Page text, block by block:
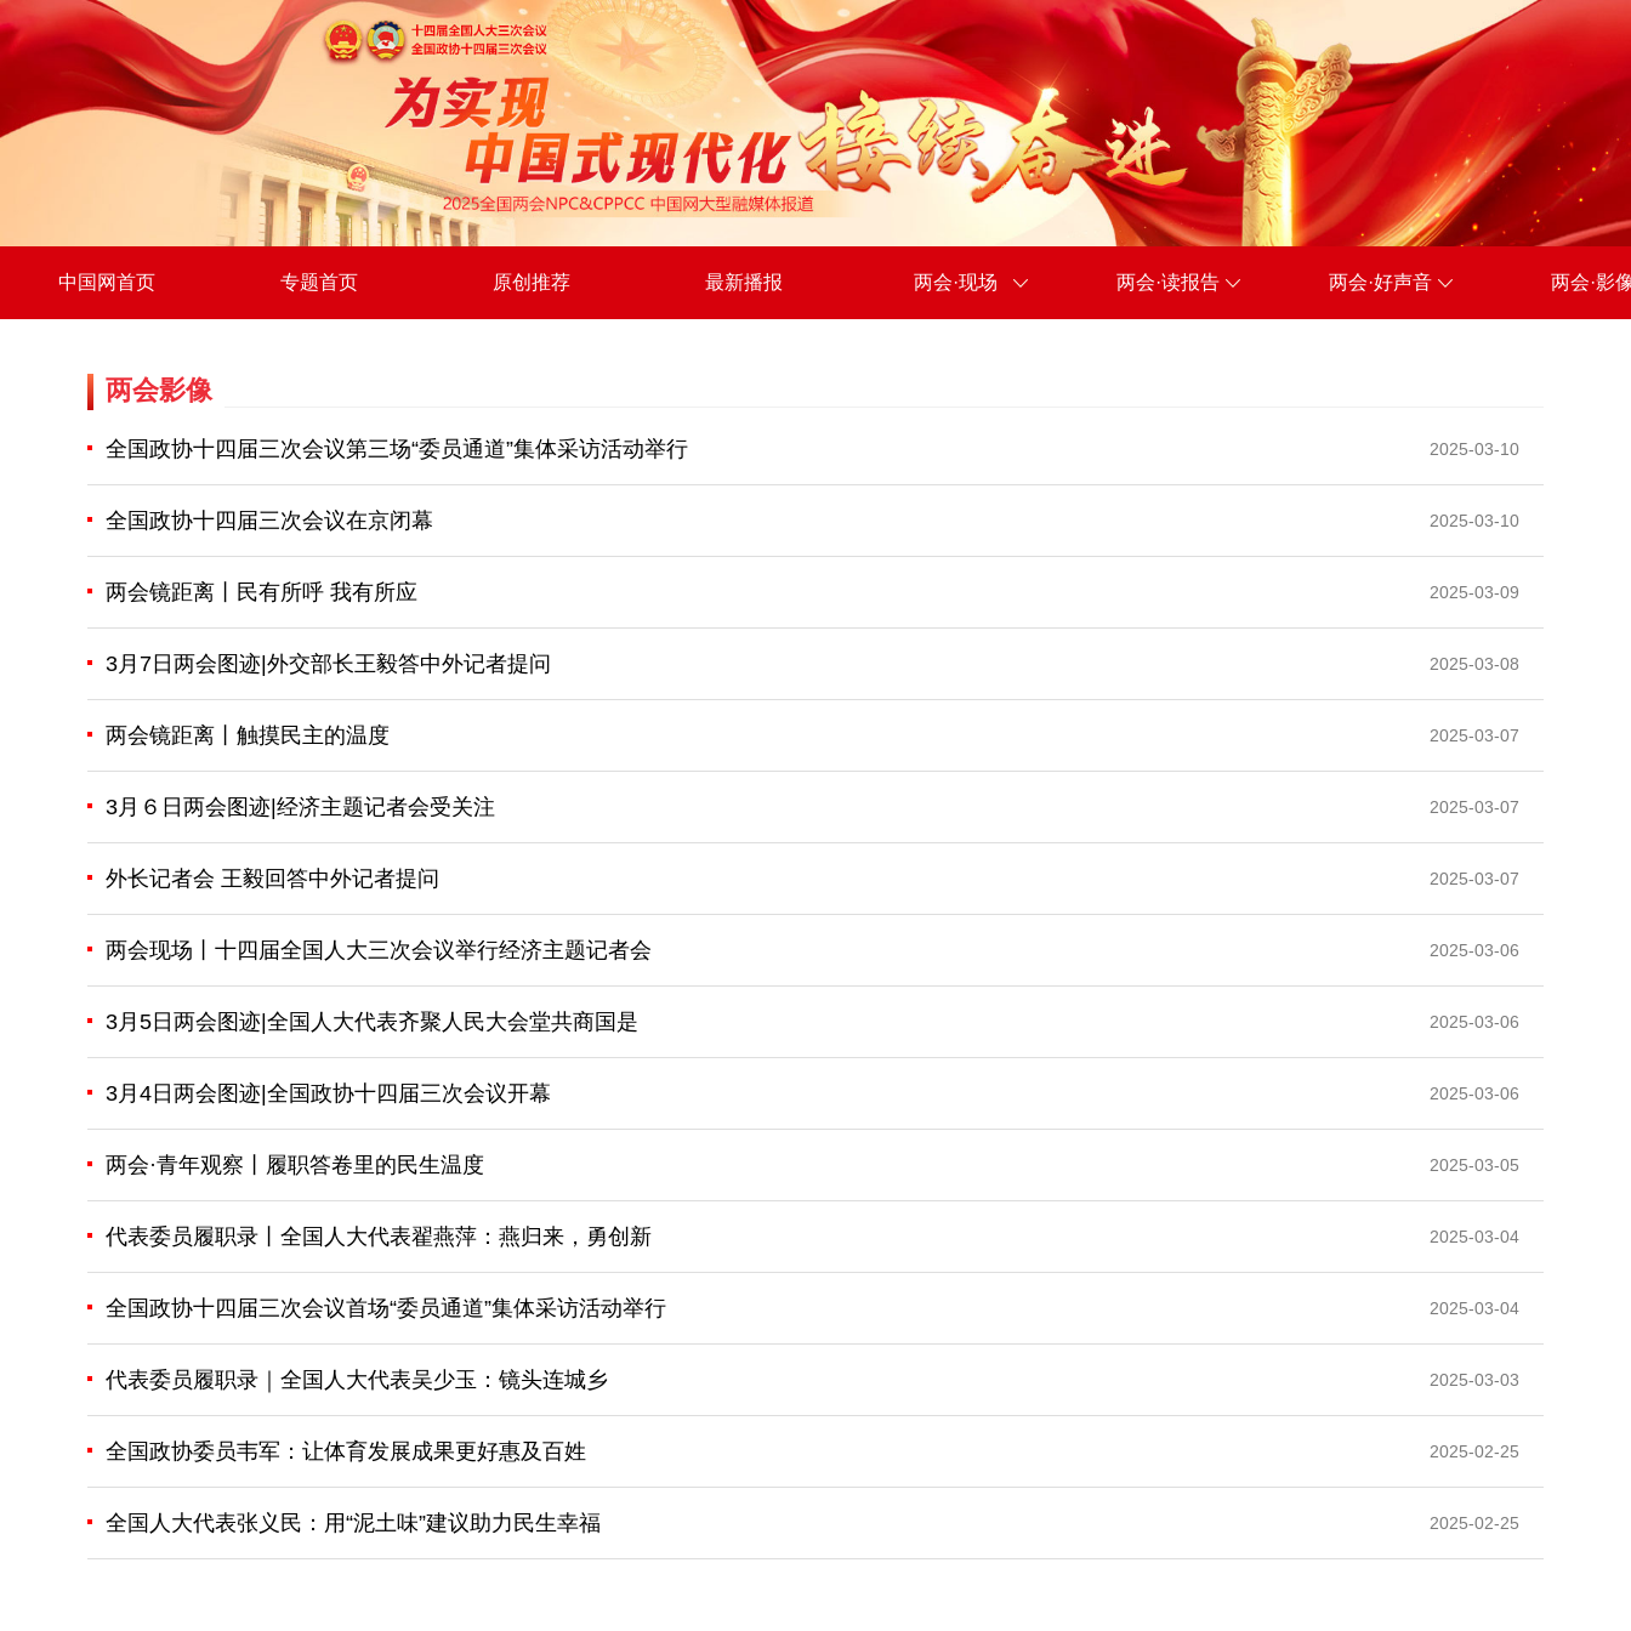
中国网首页 专题首页 原创推荐 最新播报 两会·现场 两会·读报告 两会·好声音 两会·影
两会影像
全国政协十四届三次会议第三场“委员通道”集体采访活动举行 2025-03-10
全国政协十四届三次会议在京闭幕 2025-03-10
两会镜距离丨民有所呼 我有所应 2025-03-09
3月7日两会图迹|外交部长王毅答中外记者提问 2025-03-08
两会镜距离丨触摸民主的温度 2025-03-07
3月６日两会图迹|经济主题记者会受关注 2025-03-07
外长记者会 王毅回答中外记者提问 2025-03-07
两会现场丨十四届全国人大三次会议举行经济主题记者会 2025-03-06
3月5日两会图迹|全国人大代表齐聚人民大会堂共商国是 2025-03-06
3月4日两会图迹|全国政协十四届三次会议开幕 2025-03-06
两会·青年观察丨履职答卷里的民生温度 2025-03-05
代表委员履职录丨全国人大代表翟燕萍：燕归来，勇创新 2025-03-04
全国政协十四届三次会议首场“委员通道”集体采访活动举行 2025-03-04
代表委员履职录｜全国人大代表吴少玉：镜头连城乡 2025-03-03
全国政协委员韦军：让体育发展成果更好惠及百姓 2025-02-25
全国人大代表张义民：用“泥土味”建议助力民生幸福 2025-02-25